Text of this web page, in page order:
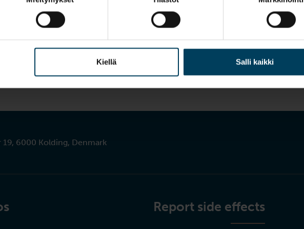
Kiellä Salli kaikki
What does it mean when your dog
wags its tail? Thousands…
3 MIN READ
19, 6000 Kolding, Denmark
Report side effects